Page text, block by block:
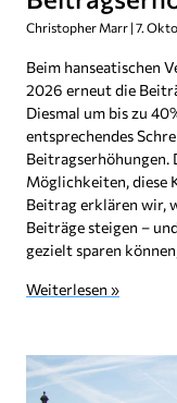
Christopher Marr 7.
Beim hanseatischen
2026 erneut die
Diesmal um bis zu
entsprechendes
Beitragserhöhungen.
Möglichkeiten, diese
Beitrag erklären wir,
Beiträge steigen –
gezielt sparen
Weiterlesen »